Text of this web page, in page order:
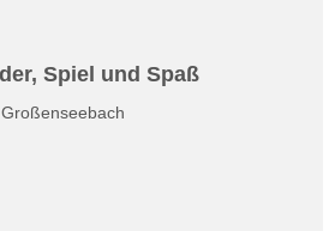
Spiel und Spaß